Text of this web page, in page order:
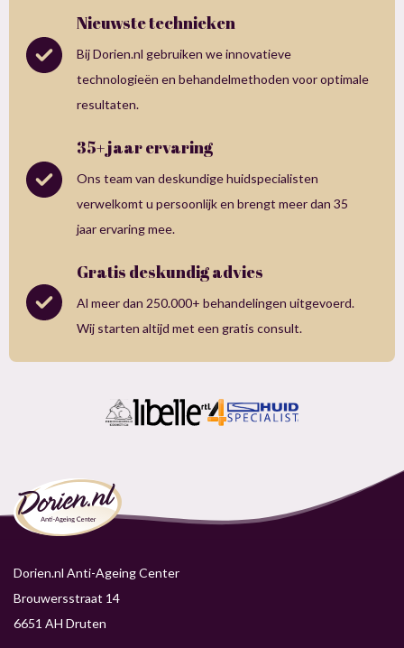
Nieuwste technieken
Bij Dorien.nl gebruiken we innovatieve
technologieën en behandelmethoden voor optimale
resultaten.
35+ jaar ervaring
Ons team van deskundige huidspecialisten
verwelkomt u persoonlijk en brengt meer dan 35
jaar ervaring mee.
Gratis deskundig advies
Al meer dan 250.000+ behandelingen uitgevoerd.
Wij starten altijd met een gratis consult.
Dorien.nl Anti-Ageing Center
Brouwersstraat 14
6651 AH Druten